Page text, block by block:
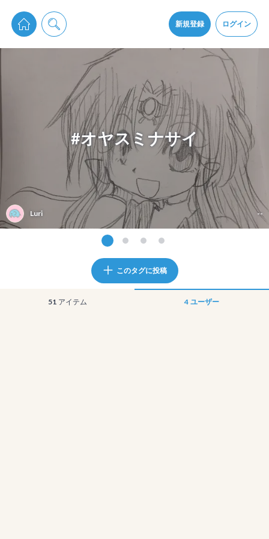
新規登録 ログイン
pixiv Sketchは2024年5月28日付で プライパシーポリシーを改定しました。
通知を受け取るにはここをクリックします
pixiv Sketchアプリでさらに快適に！
アプリをインストール
#オヤスミナサイ
Luri --
このタグに投稿
51 アイテム 4 ユーザー